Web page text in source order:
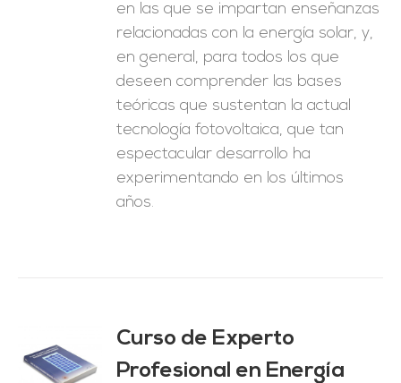
en las que se impartan enseñanzas
relacionadas con la energía solar, y,
en general, para todos los que
deseen comprender las bases
teóricas que sustentan la actual
tecnología fotovoltaica, que tan
espectacular desarrollo ha
experimentando en los últimos
años.
Curso de Experto
Profesional en Energía